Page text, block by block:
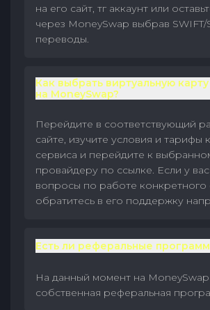
на его сайт, тг аккаунт или
через MoneySwap выбрав SWIFT/
переводы.
Как выбрать виртуальную
на MoneySwap?
Перейдите в соответствующий
сайте, изучите условия и тарифы
сервиса и перейдите к
провайдеру по ссылке. Если у
вопросы по работе
обратитесь в его поддержку
Есть ли реферальные
На данный момент на MoneySwap
собственная реферальная